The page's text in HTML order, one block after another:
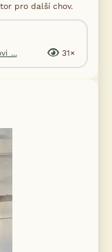
pro další chov.
31×